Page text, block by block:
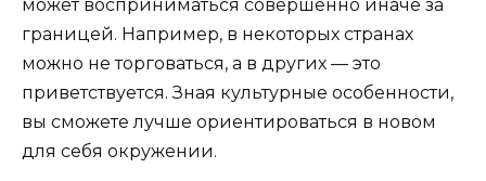
может восприниматься совершенно иначе за
границей. Например, в некоторых странах
можно не торговаться, а в других — это
приветствуется. Зная культурные особенности,
вы сможете лучше ориентироваться в новом
для себя окружении.